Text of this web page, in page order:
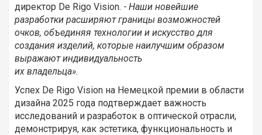
директор De Rigo Vision. - Наши новейшие
разработки расширяют границы возможностей
очков, объединяя технологии и искусство для
создания изделий, которые наилучшим образом
выражают индивидуальность
их владельца».
Успех De Rigo Vision на Немецкой премии в области
дизайна 2025 года подтверждает важность
исследований и разработок в оптической отрасли,
демонстрируя, как эстетика, функциональность и